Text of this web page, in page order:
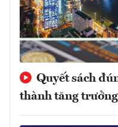
Quyết sách
thành tăng